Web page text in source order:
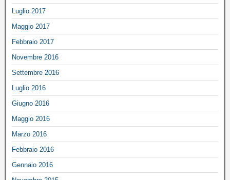
Luglio 2017
Maggio 2017
Febbraio 2017
Novembre 2016
Settembre 2016
Luglio 2016
Giugno 2016
Maggio 2016
Marzo 2016
Febbraio 2016
Gennaio 2016